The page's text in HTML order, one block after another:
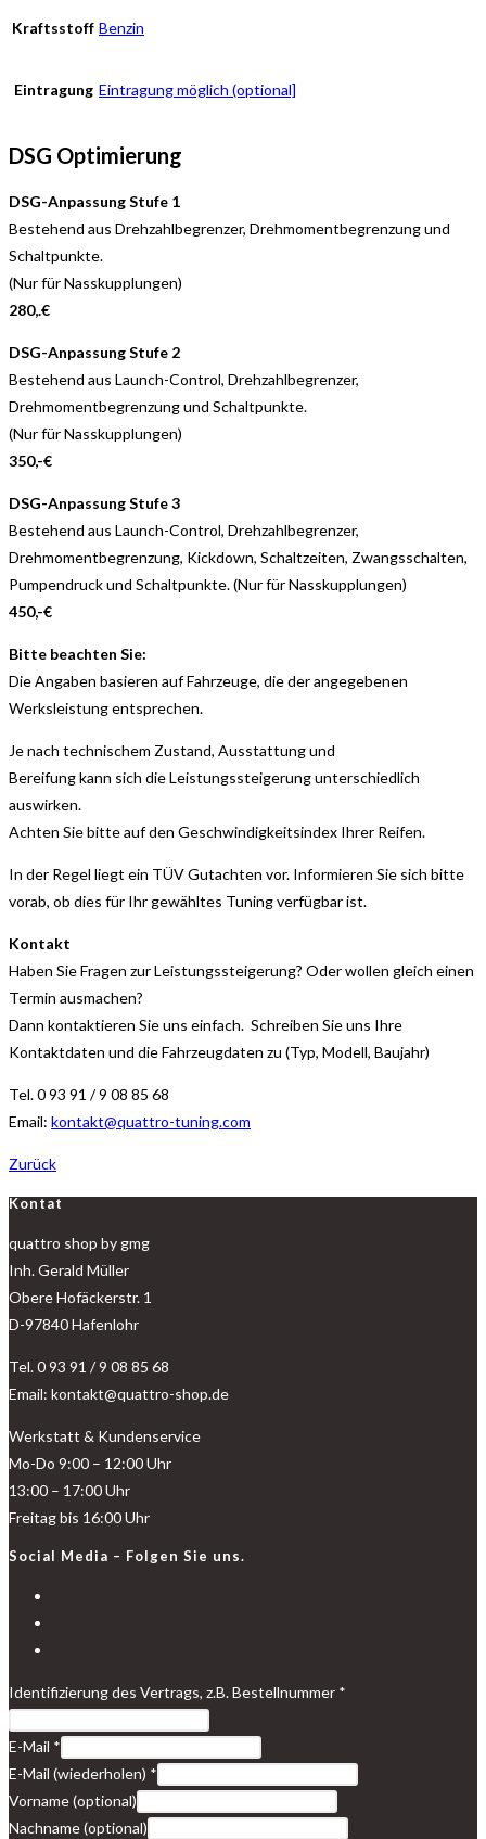
Kraftsstoff Benzin
Eintragung Eintragung möglich (optional]
DSG Optimierung
DSG-Anpassung Stufe 1
Bestehend aus Drehzahlbegrenzer, Drehmomentbegrenzung und
Schaltpunkte.
(Nur für Nasskupplungen)
280,.€
DSG-Anpassung Stufe 2
Bestehend aus Launch-Control, Drehzahlbegrenzer,
Drehmomentbegrenzung und Schaltpunkte.
(Nur für Nasskupplungen)
350,-€
DSG-Anpassung Stufe 3
Bestehend aus Launch-Control, Drehzahlbegrenzer,
Drehmomentbegrenzung, Kickdown, Schaltzeiten, Zwangsschalten,
Pumpendruck und Schaltpunkte. (Nur für Nasskupplungen)
450,-€
Bitte beachten Sie:
Die Angaben basieren auf Fahrzeuge, die der angegebenen
Werksleistung entsprechen.
Je nach technischem Zustand, Ausstattung und
Bereifung kann sich die Leistungssteigerung unterschiedlich
auswirken.
Achten Sie bitte auf den Geschwindigkeitsindex Ihrer Reifen.
In der Regel liegt ein TÜV Gutachten vor. Informieren Sie sich bitte
vorab, ob dies für Ihr gewähltes Tuning verfügbar ist.
Kontakt
Haben Sie Fragen zur Leistungssteigerung? Oder wollen gleich einen
Termin ausmachen?
Dann kontaktieren Sie uns einfach. Schreiben Sie uns Ihre
Kontaktdaten und die Fahrzeugdaten zu (Typ, Modell, Baujahr)
Tel. 0 93 91 / 9 08 85 68
Email: kontakt@quattro-tuning.com
Zurück
Kontat
quattro shop by gmg
Inh. Gerald Müller
Obere Hofäckerstr. 1
D-97840 Hafenlohr
Tel. 0 93 91 / 9 08 85 68
Email: kontakt@quattro-shop.de
Werkstatt & Kundenservice
Mo-Do 9:00 – 12:00 Uhr
13:00 – 17:00 Uhr
Freitag bis 16:00 Uhr
Social Media – Folgen Sie uns.
Identifizierung des Vertrags, z.B. Bestellnummer *
E-Mail *
E-Mail (wiederholen) *
Vorname(optional)
Nachname(optional)